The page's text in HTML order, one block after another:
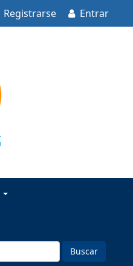
Registrarse Entrar
Buscar